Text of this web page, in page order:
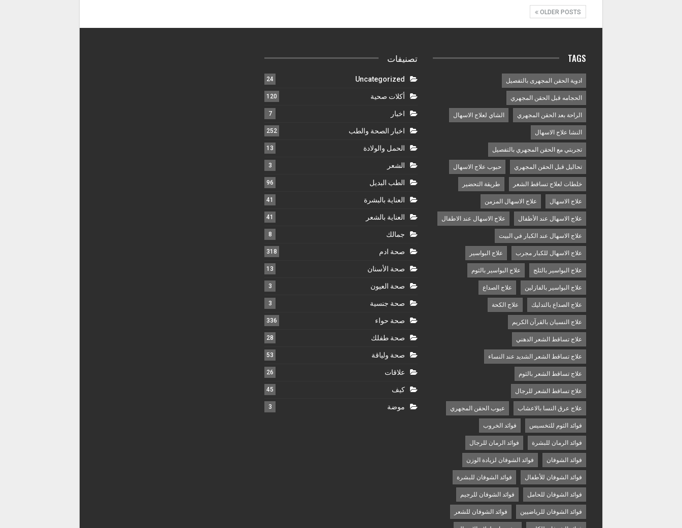
OLDER POSTS
TAGS
ادوية الحقن المجهرى بالتفصيل
الحجامه قبل الحقن المجهري
الراحة بعد الحقن المجهري الشاي لعلاج الاسهال
النشا علاج الاسهال
تجربتي مع الحقن المجهري بالتفصيل
تحاليل قبل الحقن المجهري حبوب علاج الاسهال
خلطات لعلاج تساقط الشعر طريقة التحضير
علاج الاسهال علاج الاسهال المزمن
علاج الاسهال عند الأطفال علاج الاسهال عند الاطفال
علاج الاسهال عند الكبار في البيت
علاج الاسهال للكبار مجرب علاج البواسير
علاج البواسير بالثلج علاج البواسير بالثوم
علاج البواسير بالفازلين علاج الصداع
علاج الصداع بالتدليك علاج الكحة
علاج النسيان بالقرآن الكريم
علاج تساقط الشعر الدهني
علاج تساقط الشعر الشديد عند النساء
علاج تساقط الشعر بالثوم
علاج تساقط الشعر للرجال
علاج عرق النسا بالاعشاب عيوب الحقن المجهري
فوائد الثوم للتخسيس فوائد الخروب
فوائد الرمان للبشرة فوائد الرمان للرجال
فوائد الشوفان فوائد الشوفان لزيادة الوزن
فوائد الشوفان للأطفال فوائد الشوفان للبشرة
فوائد الشوفان للحامل فوائد الشوفان للرجيم
فوائد الشوفان للرياضيين فوائد الشوفان للشعر
تصنيفات
Uncategorized
24
أكلات صحية 120
اخبار 7
اخبار الصحة والطب 252
الحمل والولادة 13
الشعر 3
الطب البديل 96
العناية بالبشرة 41
العناية بالشعر 41
جمالك 8
صحة ادم 318
صحة الأسنان 13
صحة العيون 3
صحة جنسية 3
صحة حواء 336
صحة طفلك 28
صحة ولياقة 53
علاقات 26
كيف 45
موضة 3